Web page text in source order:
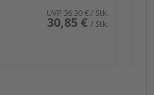
UVP 36,30 €/ Stk.
30,85 € / Stk.